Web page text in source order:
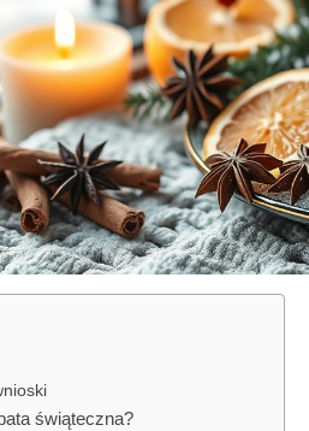
świąteczna?